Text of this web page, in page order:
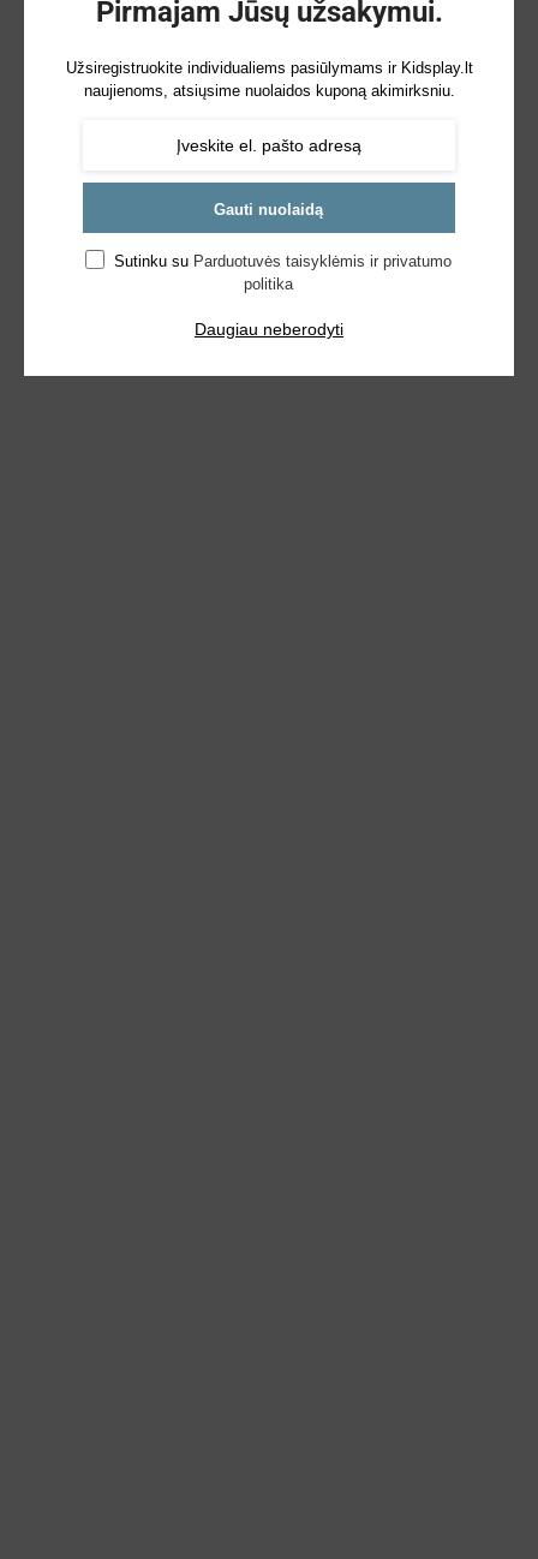
Pirmajam Jūsų užsakymui.
Užsiregistruokite individualiems pasiūlymams ir Kidsplay.lt
naujienoms, atsiųsime nuolaidos kuponą akimirksniu.
Gauti nuolaidą
Sutinku su Parduotuvės taisyklėmis ir privatumo
politika
Daugiau neberodyti